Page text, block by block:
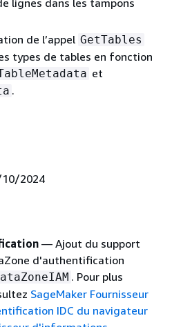
lignes dans les tampons
de l’appel GetTables
types de tables en fonction
et
.
2024
— Ajout du support
d'authentification
. Pour plus
SageMaker Fournisseur
IDC du navigateur